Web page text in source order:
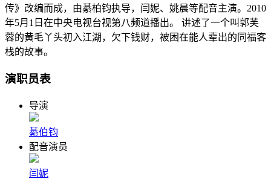
传》改编而成，由綦柏钧执导，闫妮、姚晨等配音主演。2010
年5月1日在中央电视台视第八频道播出。 讲述了一个叫郭芙
蓉的黄毛丫头初入江湖，欠下钱财，被困在能人辈出的同福客
栈的故事。
演职员表
导演
綦伯钧
配音演员
闫妮